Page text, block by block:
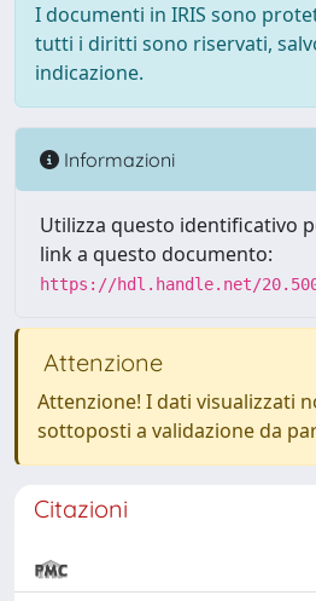
I documenti in IRIS sono
tutti i diritti sono riservati,
indicazione.
Informazioni
Utilizza questo identificativo
link a questo documento:
https://hdl.handle.net/
Attenzione
Attenzione! I dati visualizzati
sottoposti a validazione da
Citazioni